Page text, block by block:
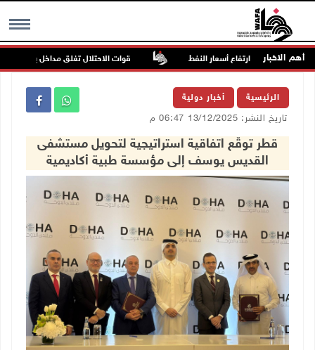
MENU أهم الاخبارارتفاع أسعار النفط قوات الاحتلال تغلق مداخل يعبد جنوب
الرئيسية أخبار دولية
تاريخ النشر: 13/12/2025 06:47 م
قطر توقّع اتفاقية استراتيجية لتحويل مستشفى
القديس يوسف إلى مؤسسة طبية أكاديمية